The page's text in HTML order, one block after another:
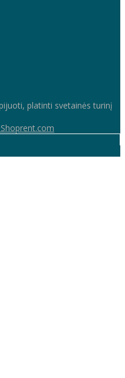
platinti svetainės turinį